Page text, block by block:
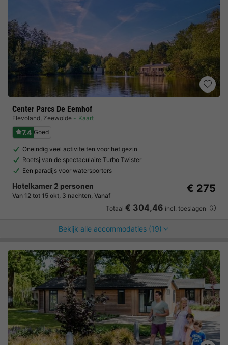
Center Parcs De Eemhof
Flevoland, Zeewolde Kaart
7.4 Goed
Oneindig veel activiteiten voor het gezin
Roetsj van de spectaculaire Turbo Twister
Een paradijs voor watersporters
Hotelkamer 2 personen
Van 12 tot 15 okt, 3 nachten, Vanaf
€ 275
Totaal € 304,46 incl. toeslagen
Bekijk alle accommodaties (19)